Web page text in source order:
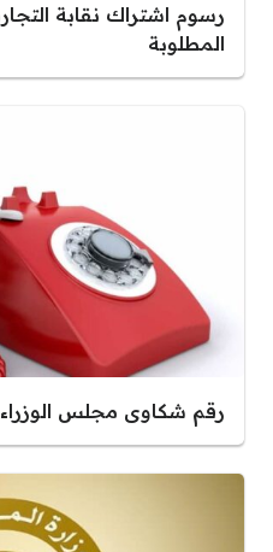
المطلوبة
رقم شكاوى مجلس الوزراء 2022